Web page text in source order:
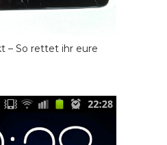
– So rettet ihr eure